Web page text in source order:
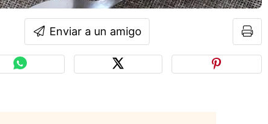
Enviar a un amigo